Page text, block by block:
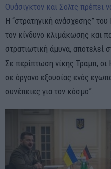
Ουάσιγκτον και Σολτς πρέπει
Η “στρατηγική ανάσχεσης”
τον κίνδυνο κλιμάκωσης και
στρατιωτική άμυνα, αποτελεί
Σε περίπτωση νίκης Τραμπ,
σε όργανο εξουσίας ενός
συνέπειες για τον κόσμο”.